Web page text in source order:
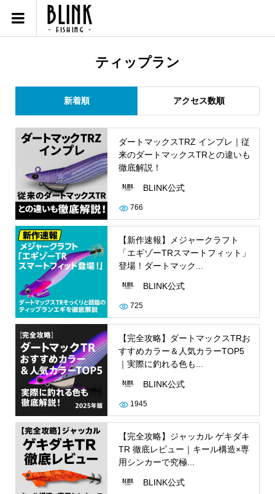
ティップラン
新着順 アクセス数順
ダートマックスTRZ インプレ｜従
来のダートマックスTRとの違いも
徹底解説！
BLINK公式
766
【新作速報】メジャークラフト
「エギゾーTRスマートフィット」
登場！ダートマック...
BLINK公式
725
【完全攻略】ダートマックスTRお
すすめカラー＆人気カラーTOP5
｜実際に釣れる色も...
BLINK公式
1945
【完全攻略】ジャッカル ゲキダキ
TR 徹底レビュー｜キール構造×専
用シンカーで究極...
BLINK公式